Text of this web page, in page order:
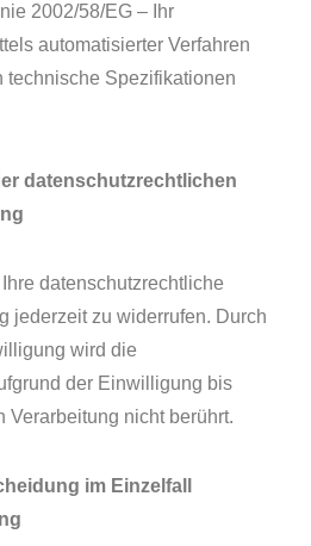
2002/58/EG – Ihr
automatisierter Verfahren
technische Spezifikationen
datenschutzrechtlichen
datenschutzrechtliche
jederzeit zu widerrufen. Durch
wird die
der Einwilligung bis
Verarbeitung nicht berührt.
im Einzelfall